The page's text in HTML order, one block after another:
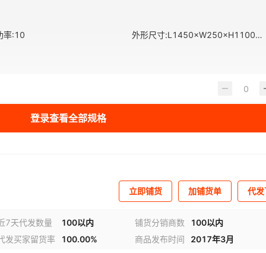
率:10 外形尺寸:L1450×W250×H1100mm
登录查看全部规格
立即铺货 加铺货单 代
7天代发数量 100以内 铺货分销商数
100以内
发买家留货率
100.00% 商品发布时间 2017年3月